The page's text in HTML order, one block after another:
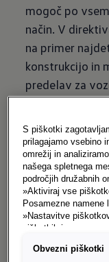
mogoč po
način. V
na primer
konstrukcijo in
predelav za
vozila obvezno
Solution
podatke v
Na
Predloge
S piškotki
prilagajamo vsebino
omrežij in
našega spletnega
področjih družabnih
»Aktiviraj vse
Posamezne
»Nastavitve
piškotkih in
privolitve.
Obvezni piškotki